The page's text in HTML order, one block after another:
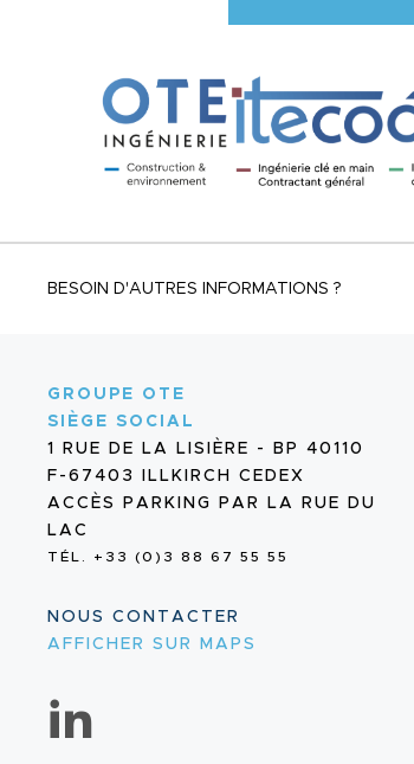
BESOIN D'AUTRES INFORMATIONS ?
GROUPE OTE
SIÈGE SOCIAL
1 RUE DE LA LISIÈRE - BP 40110
F-67403 ILLKIRCH CEDEX
ACCÈS PARKING PAR LA RUE DU
LAC
TÉL. +33 (0)3 88 67 55 55
NOUS CONTACTER
AFFICHER SUR MAPS